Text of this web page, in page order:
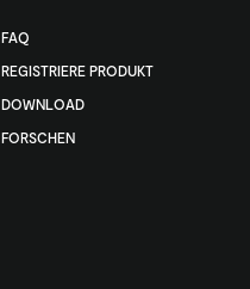
FAQ
REGISTRIERE PRODUKT
DOWNLOAD
FORSCHEN